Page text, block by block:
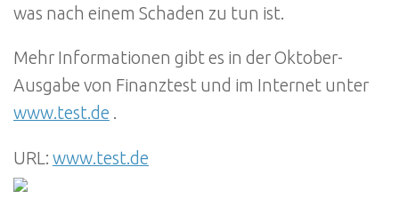
was nach einem Schaden zu tun ist.
Mehr Informationen gibt es in der Oktober-
Ausgabe von Finanztest und im Internet unter
www.test.de .
URL: www.test.de